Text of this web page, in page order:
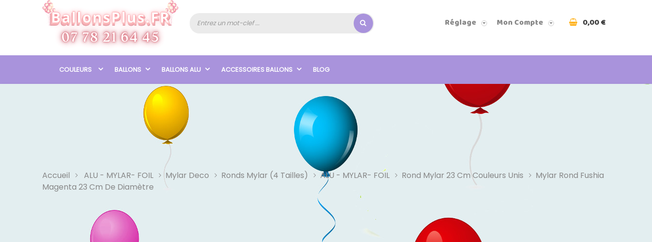
Réglage Mon Compte 0,00 €
COULEURS BALLONS BALLONS ALU ACCESSOIRES BALLONS BLOG
Accueil ALU - MYLAR- FOIL Mylar Deco Ronds Mylar (4 Tailles) ALU - MYLAR- FOIL Rond Mylar 23 Cm Couleurs Unis
Mylar Rond Fushia
Magenta 23 Cm De Diamètre